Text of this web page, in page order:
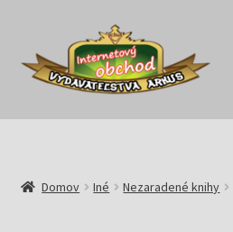
Série
Domov Iné Nezaradené knihy